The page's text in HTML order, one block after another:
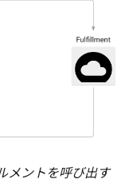
メントを呼び出す